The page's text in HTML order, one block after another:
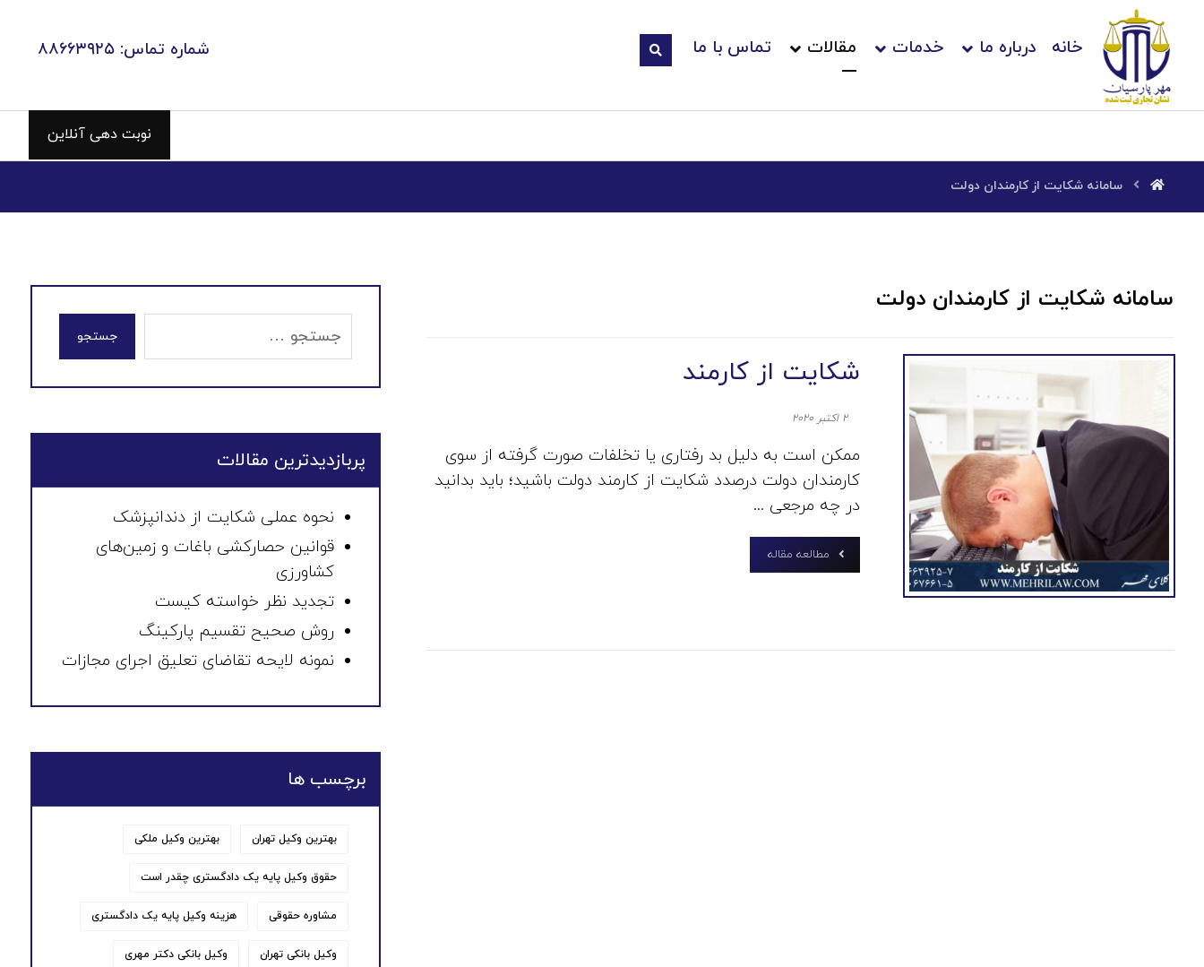
خانه درباره ما خدمات مقالات تماس با ما شماره تماس: ۸۸۶۶۳۹۲۵
نوبت دهی آنلاین
سامانه شکایت از کارمندان دولت
سامانه شکایت از کارمندان دولت
شکایت از کارمند
۲ اکتبر ۲۰۲۰
ممکن است به دلیل بد رفتاری یا تخلفات صورت گرفته از سوی
کارمندان دولت درصدد شکایت از کارمند دولت باشید؛ باید بدانید
در چه مرجعی ...
مطالعه مقاله
جستجو
پربازدیدترین مقالات
نحوه عملی شکایت از دندانپزشک
قوانین حصارکشی باغات و زمین‌های
کشاورزی
تجدید نظر خواسته کیست
روش صحیح تقسیم پارکینگ
نمونه لایحه تقاضای تعلیق اجرای مجازات
برچسب ها
بهترین وکیل تهران بهترین وکیل ملکی
حقوق وکیل پایه یک دادگستری چقدر است
مشاوره حقوقی هزینه وکیل پایه یک دادگستری
وکیل بانکی تهران وکیل بانکی دکتر مهری